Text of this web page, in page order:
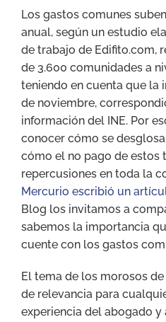
Prensa
Contáctanos
Larger
Image
Los gastos comunes
anual, según un estudio
de trabajo de Edifito.com,
de 3.600 comunidades a
teniendo en cuenta que la
de noviembre,
información del INE. Por
conocer cómo se
cómo el no pago de estos
repercusiones en toda la
Mercurio escribió un
Blog los invitamos a
sabemos la importancia
cuente con los gastos
El tema de los morosos
de relevancia para
experiencia del abogado y